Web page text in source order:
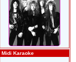
Midi Karaoke